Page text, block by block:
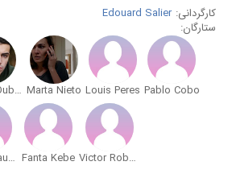
کارگردانی: Edouard Salier
ستارگان:
Pablo Cobo
Louis Peres
Marta Nieto
Marvin Dubart
Victor Robert
Fanta Kebe
Isis Guillaume